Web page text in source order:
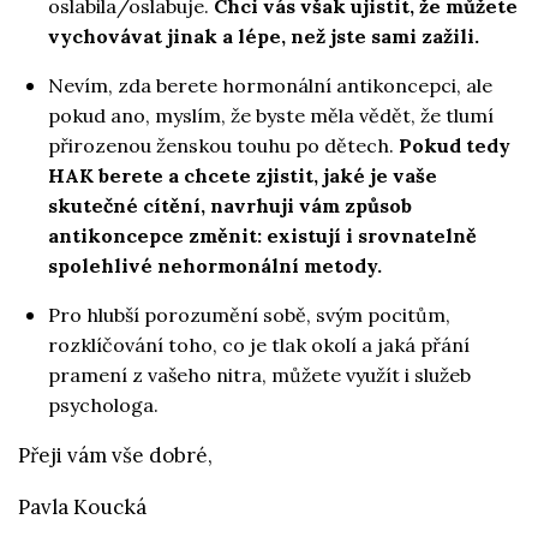
oslabila/oslabuje. Chci vás však ujistit, že můžete
vychovávat jinak a lépe, než jste sami zažili.
Nevím, zda berete hormonální antikoncepci, ale
pokud ano, myslím, že byste měla vědět, že tlumí
přirozenou ženskou touhu po dětech. Pokud tedy
HAK berete a chcete zjistit, jaké je vaše
skutečné cítění, navrhuji vám způsob
antikoncepce změnit: existují i srovnatelně
spolehlivé nehormonální metody.
Pro hlubší porozumění sobě, svým pocitům,
rozklíčování toho, co je tlak okolí a jaká přání
pramení z vašeho nitra, můžete využít i služeb
psychologa.
Přeji vám vše dobré,
Pavla Koucká